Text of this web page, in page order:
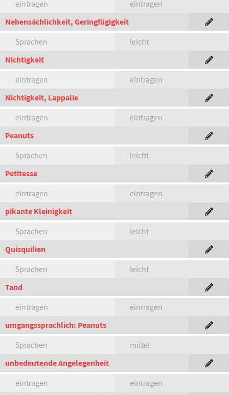
eintragen
eintragen
Nebensächlichkeit, Geringfügigkeit
Sprachen
leicht
Nichtigkeit
eintragen
eintragen
Nichtigkeit, Lappalie
eintragen
eintragen
Peanuts
Sprachen
leicht
Petitesse
eintragen
eintragen
pikante Kleinigkeit
Sprachen
leicht
Quisquilien
Sprachen
leicht
Tand
eintragen
eintragen
umgangssprachlich: Peanuts
Sprachen
mittel
unbedeutende Angelegenheit
eintragen
eintragen